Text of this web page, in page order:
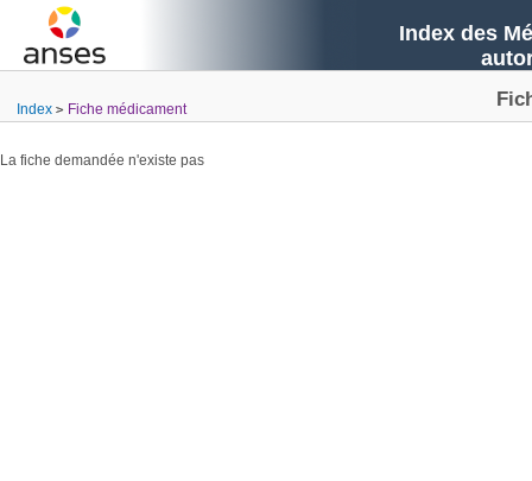
Index des
Index Fiche médicament
La fiche demandée n'existe pas